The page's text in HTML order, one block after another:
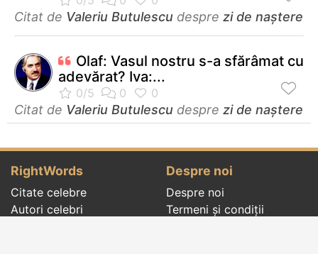
Citat de Valeriu Butulescu despre zi de naștere
Olaf: Vasul nostru s-a sfărâmat cu
adevărat? Iva:...
Citat de Valeriu Butulescu despre zi de naștere
RightWords
Citate celebre
Autori celebri
Despre noi
Despre noi
Termeni și condiții